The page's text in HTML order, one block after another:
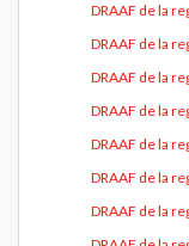
DRAAF de la
DRAAF de la
DRAAF de la
DRAAF de la
DRAAF de la
DRAAF de la
DRAAF de la